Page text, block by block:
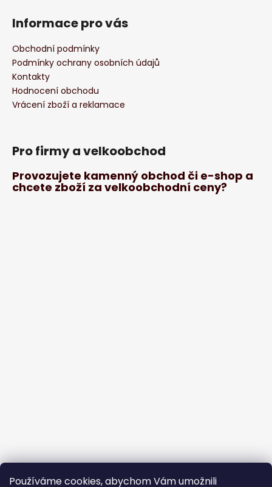
Používáme cookies, abychom Vám umožnili
Informace pro vás
Obchodní podmínky
Podmínky ochrany osobních údajů
Kontakty
Hodnocení obchodu
Vrácení zboží a reklamace
Pro firmy a velkoobchod
Provozujete kamenný obchod či e-shop a
chcete zboží za velkoobchodní ceny?